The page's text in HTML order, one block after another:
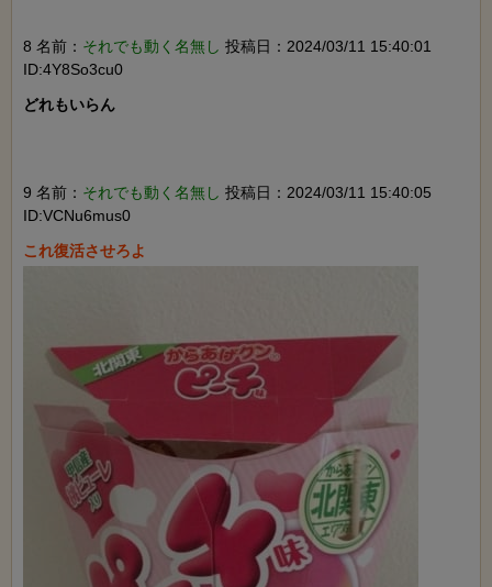
8 名前： それでも動く名無し 投稿日：2024/03/11 15:40:01
ID:4Y8So3cu0
どれもいらん
9 名前： それでも動く名無し 投稿日：2024/03/11 15:40:05
ID:VCNu6mus0